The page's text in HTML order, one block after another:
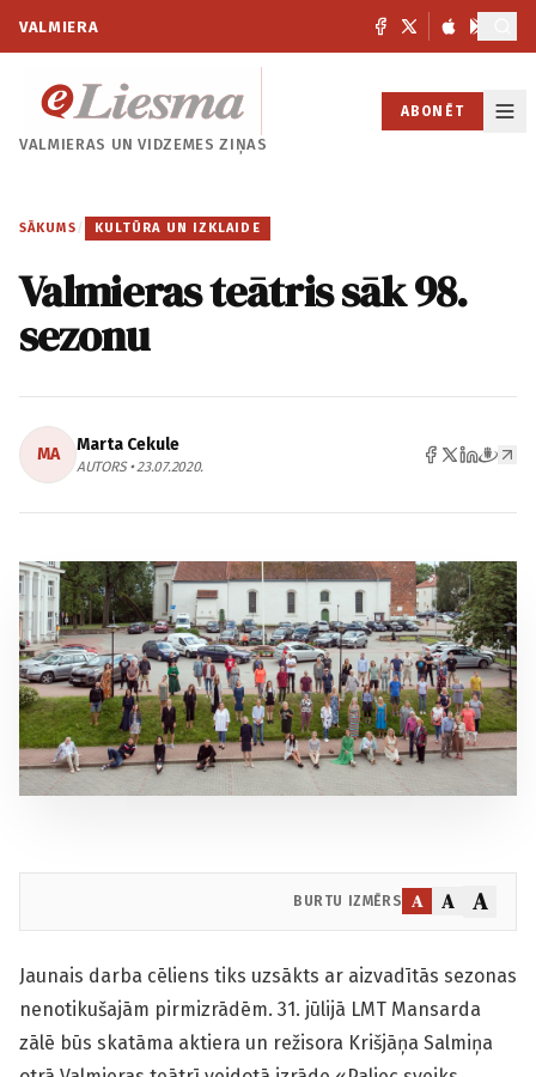
VALMIERA
VALMIERAS UNVIDZEMES ZIŅAS
ABONĒT
SĀKUMS / KULTŪRA UN IZKLAIDE
Valmieras teātris sāk 98.
sezonu
MA Marta Cekule
AUTORS • 23.07.2020.
BURTU IZMĒRS A A A
Jaunais darba cēliens tiks uzsākts ar aizvadītās sezonas
nenotikušajām pirmizrādēm. 31. jūlijā LMT Mansarda
zālē būs skatāma aktiera un režisora Krišjāņa Salmiņa